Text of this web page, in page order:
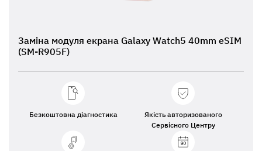
Заміна модуля екрана Galaxy Watch5 40mm eSIM
(SM-R905F)
Безкоштовна діагностика
Якість авторизованого
Сервісного Центру